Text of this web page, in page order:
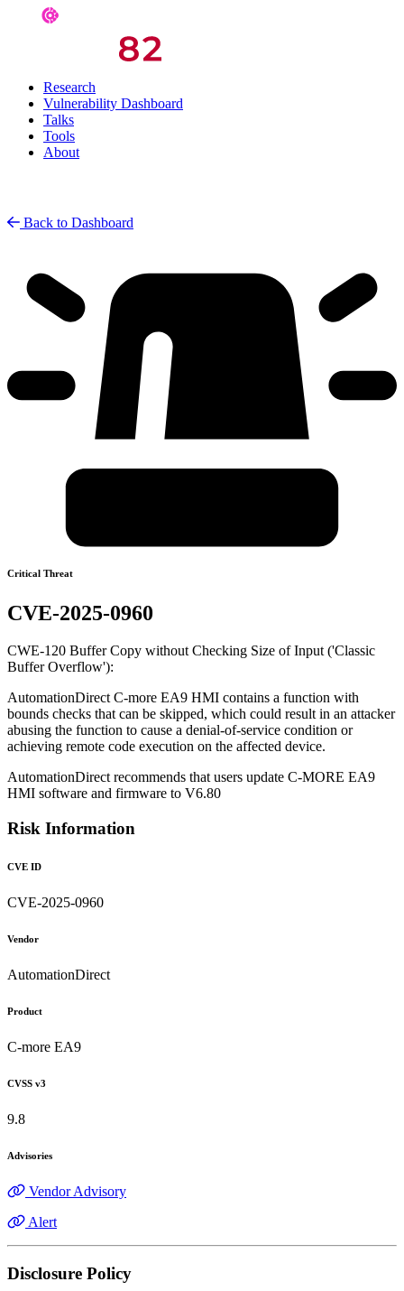
Research
Vulnerability Dashboard
Talks
Tools
About
Back to Dashboard
Critical Threat
CVE-2025-0960
CWE-120 Buffer Copy without Checking Size of Input ('Classic
Buffer Overflow'):
AutomationDirect C-more EA9 HMI contains a function with
bounds checks that can be skipped, which could result in an attacker
abusing the function to cause a denial-of-service condition or
achieving remote code execution on the affected device.
AutomationDirect recommends that users update C-MORE EA9
HMI software and firmware to V6.80
Risk Information
CVE ID
CVE-2025-0960
Vendor
AutomationDirect
Product
C-more EA9
CVSS v3
9.8
Advisories
Vendor Advisory
Alert
Disclosure Policy